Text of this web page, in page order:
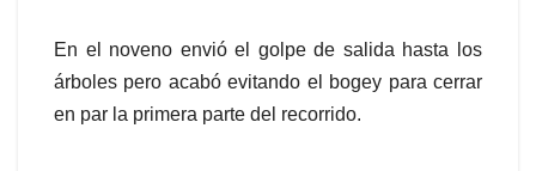
En el noveno envió el golpe de salida hasta los
árboles pero acabó evitando el bogey para cerrar
en par la primera parte del recorrido.